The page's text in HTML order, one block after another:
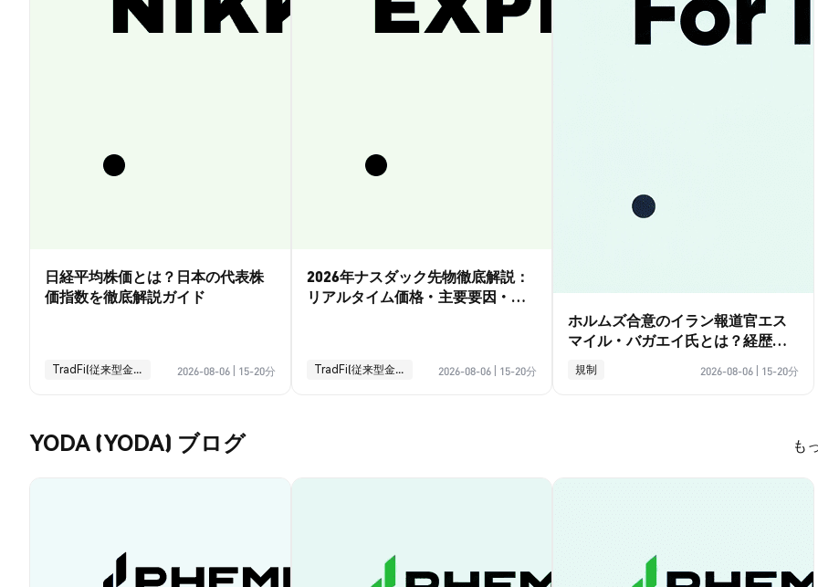
日経平均株価とは？日本の代表株
価指数を徹底解説ガイド
TradFi(従来型金融) 2026-08-06 15-20分
2026年ナスダック先物徹底解説：
リアルタイム価格・主要要因・取
TradFi(従来型金融) 2026-08-06 15-20分
ホルムズ合意のイラン報道官エス
マイル・バガエイ氏とは？経歴ガ
イド
規制 2026-08-06 15-20分
YODA (YODA) ブログ も